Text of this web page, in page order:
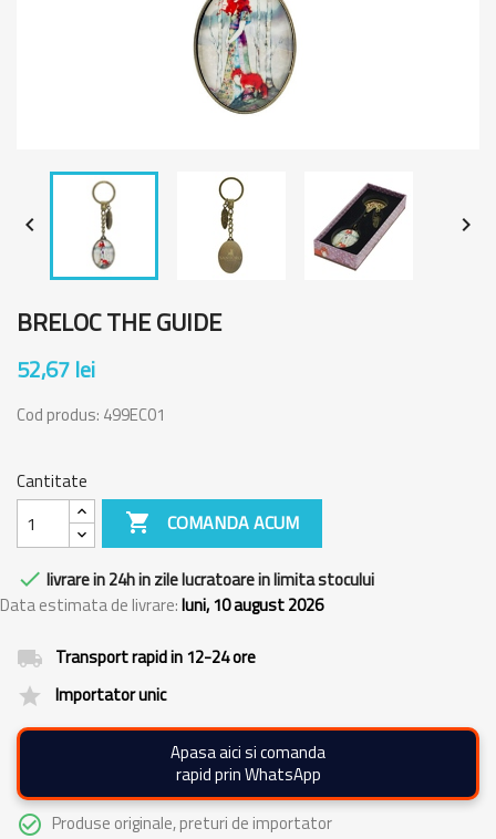
 
BRELOC THE GUIDE
52,67 lei
Cod produs: 499EC01
Cantitate
 COMANDA ACUM
 livrare in 24h in zile lucratoare in limita stocului
Data estimata de livrare:luni, 10 august 2026
local_shipping Transport rapid in 12-24 ore
grade Importator unic
Apasa aici si comanda
rapid prin WhatsApp
check_circle_outline Produse originale, preturi de importator